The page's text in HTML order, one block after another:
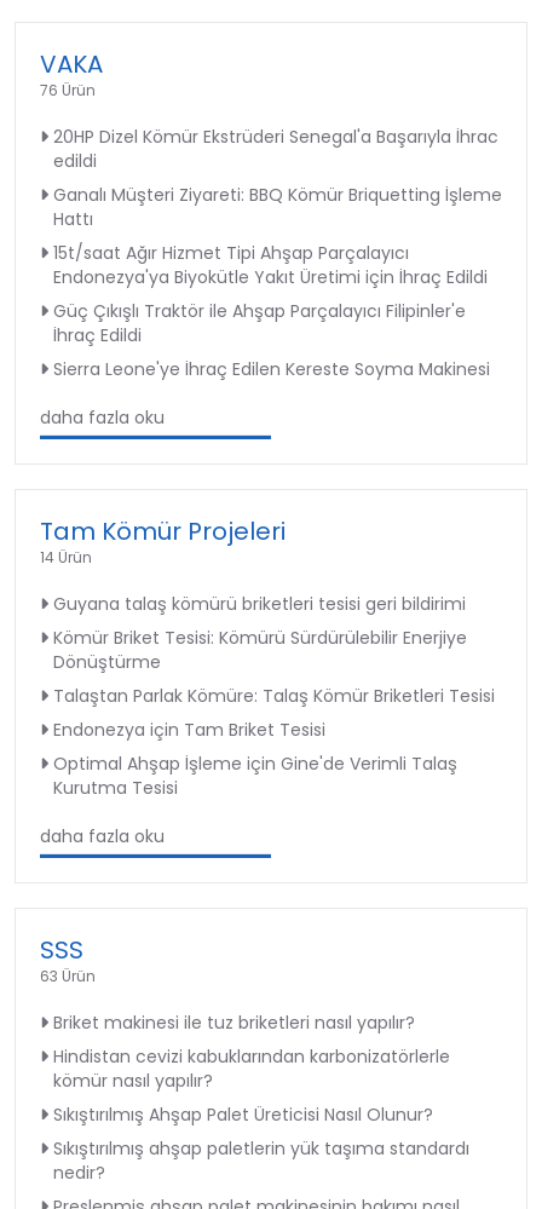
VAKA
76 Ürün
20HP Dizel Kömür Ekstrüderi Senegal'a Başarıyla İhrac
edildi
Ganalı Müşteri Ziyareti: BBQ Kömür Briquetting İşleme
Hattı
15t/saat Ağır Hizmet Tipi Ahşap Parçalayıcı
Endonezya'ya Biyokütle Yakıt Üretimi için İhraç Edildi
Güç Çıkışlı Traktör ile Ahşap Parçalayıcı Filipinler'e
İhraç Edildi
Sierra Leone'ye İhraç Edilen Kereste Soyma Makinesi
daha fazla oku
Tam Kömür Projeleri
14 Ürün
Guyana talaş kömürü briketleri tesisi geri bildirimi
Kömür Briket Tesisi: Kömürü Sürdürülebilir Enerjiye
Dönüştürme
Talaştan Parlak Kömüre: Talaş Kömür Briketleri Tesisi
Endonezya için Tam Briket Tesisi
Optimal Ahşap İşleme için Gine'de Verimli Talaş
Kurutma Tesisi
daha fazla oku
SSS
63 Ürün
Briket makinesi ile tuz briketleri nasıl yapılır?
Hindistan cevizi kabuklarından karbonizatörlerle
kömür nasıl yapılır?
Sıkıştırılmış Ahşap Palet Üreticisi Nasıl Olunur?
Sıkıştırılmış ahşap paletlerin yük taşıma standardı
nedir?